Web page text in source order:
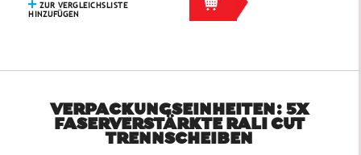
ZUR VERGLEICHSLISTE
HINZUFÜGEN
VERPACKUNGSEINHEITEN: 5X
FASERVERSTÄRKTE RALI CUT
TRENNSCHEIBEN